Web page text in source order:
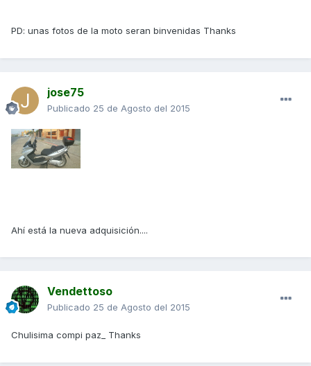
PD: unas fotos de la moto seran binvenidas Thanks
jose75
Publicado 25 de Agosto del 2015
Ahí está la nueva adquisición....
Vendettoso
Publicado 25 de Agosto del 2015
Chulisima compi paz_ Thanks